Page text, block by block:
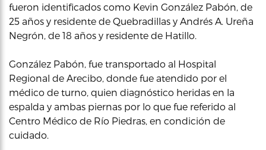
fueron identificados como Kevin González Pabón, de
25 años y residente de Quebradillas y Andrés A. Ureña
Negrón, de 18 años y residente de Hatillo.
González Pabón, fue transportado al Hospital
Regional de Arecibo, donde fue atendido por el
médico de turno, quien diagnóstico heridas en la
espalda y ambas piernas por lo que fue referido al
Centro Médico de Río Piedras, en condición de
cuidado.